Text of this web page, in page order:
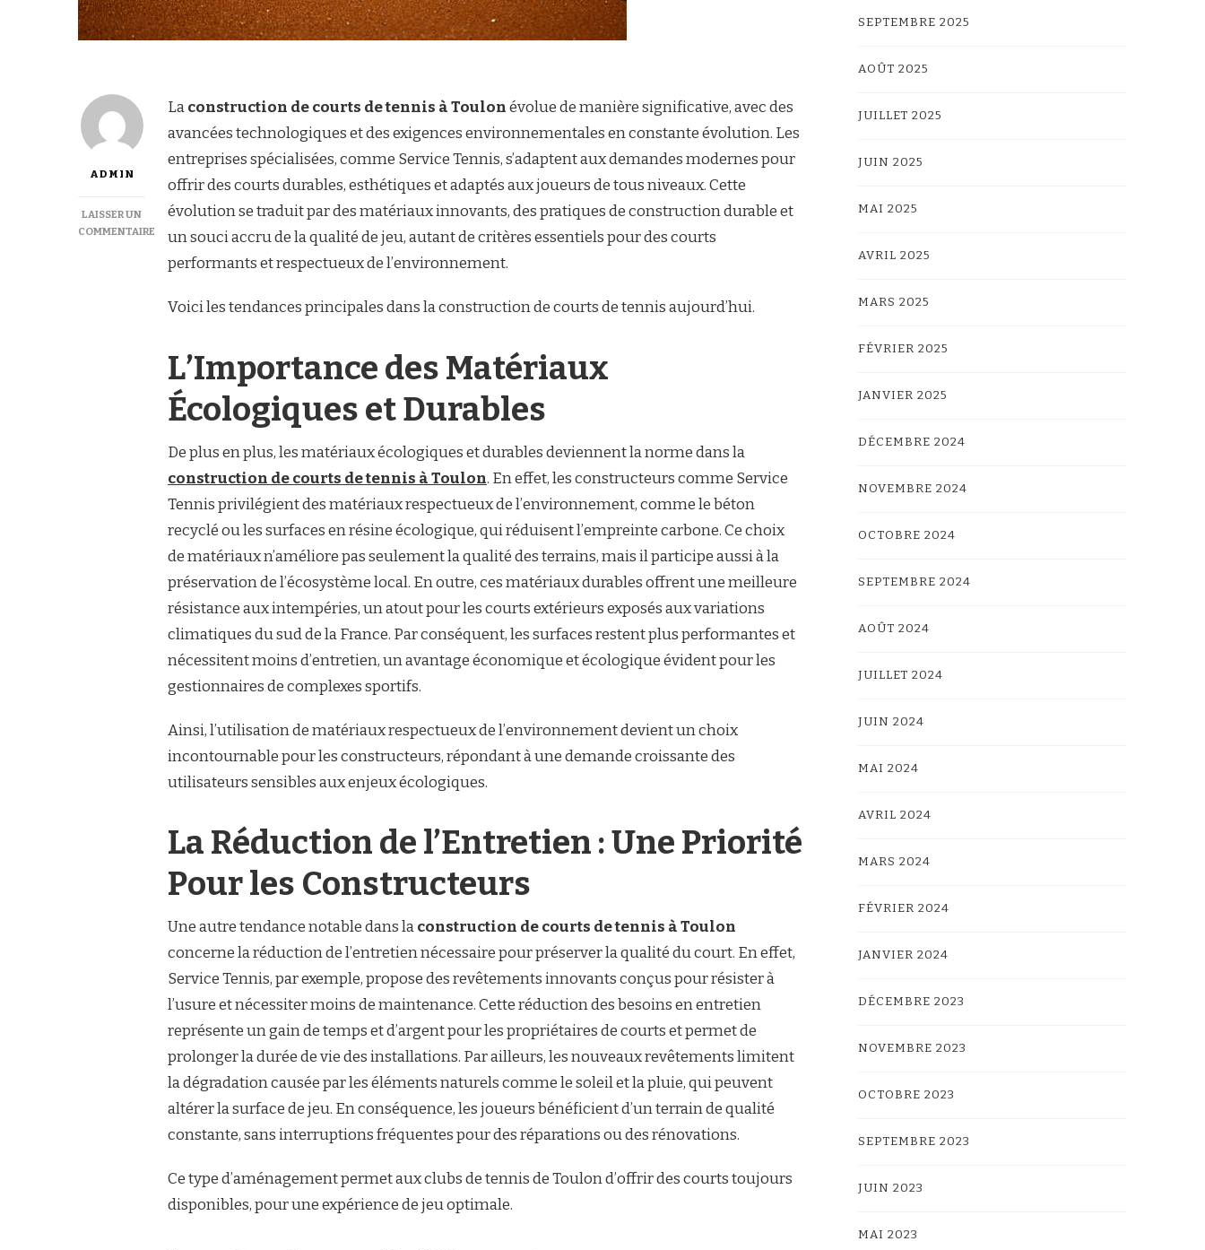
ADMIN
LAISSER UN
COMMENTAIRE
ACTUELLES
Laconstruction de courts de tennis à Toulonévolue de manière significative, avec des
avancées technologiques et des exigences environnementales en constante évolution. Les
entreprises spécialisées, comme Service Tennis, s’adaptent aux demandes modernes pour
offrir des courts durables, esthétiques et adaptés aux joueurs de tous niveaux. Cette
évolution se traduit par des matériaux innovants, des pratiques de construction durable et
un souci accru de la qualité de jeu, autant de critères essentiels pour des courts
performants et respectueux de l’environnement.
Voici les tendances principales dans la construction de courts de tennis aujourd’hui.
L’Importance des Matériaux
Écologiques et Durables
De plus en plus, les matériaux écologiques et durables deviennent la norme dans la
construction de courts de tennis à Toulon. En effet, les constructeurs comme Service
Tennis privilégient des matériaux respectueux de l’environnement, comme le béton
recyclé ou les surfaces en résine écologique, qui réduisent l’empreinte carbone. Ce choix
de matériaux n’améliore pas seulement la qualité des terrains, mais il participe aussi à la
préservation de l’écosystème local. En outre, ces matériaux durables offrent une meilleure
résistance aux intempéries, un atout pour les courts extérieurs exposés aux variations
climatiques du sud de la France. Par conséquent, les surfaces restent plus performantes et
nécessitent moins d’entretien, un avantage économique et écologique évident pour les
gestionnaires de complexes sportifs.
Ainsi, l’utilisation de matériaux respectueux de l’environnement devient un choix
incontournable pour les constructeurs, répondant à une demande croissante des
utilisateurs sensibles aux enjeux écologiques.
La Réduction de l’Entretien : Une Priorité
Pour les Constructeurs
Une autre tendance notable dans laconstruction de courts de tennis à Toulon
concerne la réduction de l’entretien nécessaire pour préserver la qualité du court. En effet,
Service Tennis, par exemple, propose des revêtements innovants conçus pour résister à
l’usure et nécessiter moins de maintenance. Cette réduction des besoins en entretien
représente un gain de temps et d’argent pour les propriétaires de courts et permet de
prolonger la durée de vie des installations. Par ailleurs, les nouveaux revêtements limitent
la dégradation causée par les éléments naturels comme le soleil et la pluie, qui peuvent
altérer la surface de jeu. En conséquence, les joueurs bénéficient d’un terrain de qualité
constante, sans interruptions fréquentes pour des réparations ou des rénovations.
Ce type d’aménagement permet aux clubs de tennis de Toulon d’offrir des courts toujours
disponibles, pour une expérience de jeu optimale.
SEPTEMBRE 2025
AOÛT 2025
JUILLET 2025
JUIN 2025
MAI 2025
AVRIL 2025
MARS 2025
FÉVRIER 2025
JANVIER 2025
DÉCEMBRE 2024
NOVEMBRE 2024
OCTOBRE 2024
SEPTEMBRE 2024
AOÛT 2024
JUILLET 2024
JUIN 2024
MAI 2024
AVRIL 2024
MARS 2024
FÉVRIER 2024
JANVIER 2024
DÉCEMBRE 2023
NOVEMBRE 2023
OCTOBRE 2023
SEPTEMBRE 2023
JUIN 2023
MAI 2023